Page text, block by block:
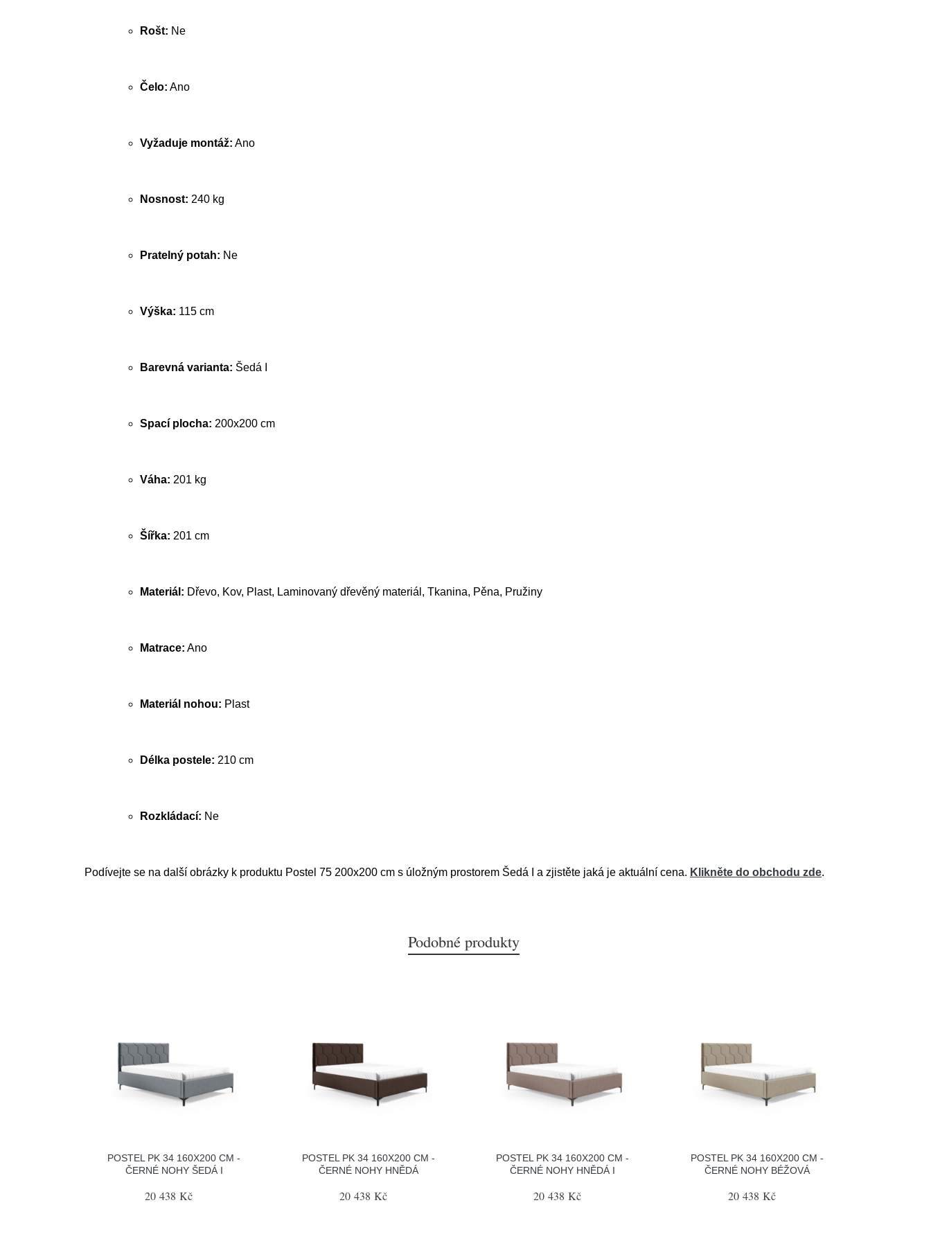
Rošt: Ne
Čelo: Ano
Vyžaduje montáž: Ano
Nosnost: 240 kg
Pratelný potah: Ne
Výška: 115 cm
Barevná varianta: Šedá I
Spací plocha: 200x200 cm
Váha: 201 kg
Šířka: 201 cm
Materiál: Dřevo, Kov, Plast, Laminovaný dřevěný materiál, Tkanina, Pěna, Pružiny
Matrace: Ano
Materiál nohou: Plast
Délka postele: 210 cm
Rozkládací: Ne
Podívejte se na další obrázky k produktu Postel 75 200x200 cm s úložným prostorem Šedá I a zjistěte jaká je aktuální cena. Klikněte do obchodu zde.
Podobné produkty
POSTEL PK 34 160X200 CM -
ČERNÉ NOHY ŠEDÁ I
20 438 Kč
POSTEL PK 34 160X200 CM -
ČERNÉ NOHY HNĚDÁ
20 438 Kč
POSTEL PK 34 160X200 CM -
ČERNÉ NOHY HNĚDÁ I
20 438 Kč
POSTEL PK 34 160X200 CM -
ČERNÉ NOHY BÉŽOVÁ
20 438 Kč